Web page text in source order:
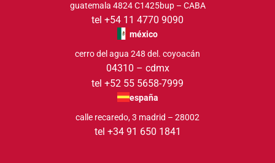
guatemala 4824 C1425bup – CABA
tel +54 11 4770 9090
méxico
cerro del agua 248 del. coyoacán
04310 – cdmx
tel +52 55 5658-7999
españa
calle recaredo, 3 madrid – 28002
tel +34 91 650 1841